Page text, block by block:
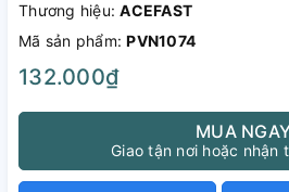
Thương hiệu:ACEFAST
Mã sản phẩm:PVN1074
132.000₫
MUA
Giao tận nơi hoặc nhận